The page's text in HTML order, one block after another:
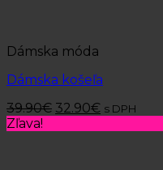
Dámska móda
Dámska košeľa
39.90€ 32.90€ s DPH
Zľava!